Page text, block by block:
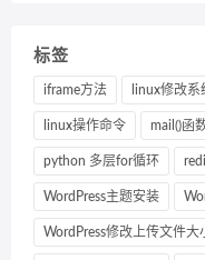
标签
iframe方法 linux修改系
linux操作命令 mail()函
python 多层for循环
WordPress主题安装
WordPress修改上传文件大